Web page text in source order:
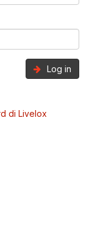
Log in
di Livelox